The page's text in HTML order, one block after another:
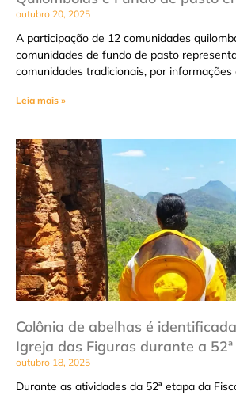
outubro 20, 2025
A participação de 12 comunidades
comunidades de fundo de pasto
comunidades tradicionais, por
Leia mais »
Colônia de abelhas é
Igreja das Figuras durante a 52ª
outubro 18, 2025
Durante as atividades da 52ª etapa da